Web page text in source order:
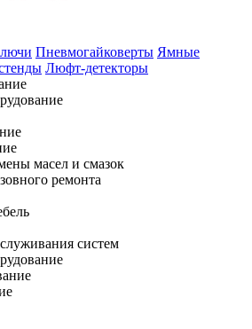
Пневмогайковерты Ямные
Люфт-детекторы
масел и смазок
ремонта
систем